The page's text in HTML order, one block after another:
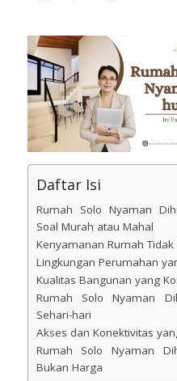
Daftar Isi
Rumah Solo Nyaman
Soal Murah atau Mahal
Kenyamanan Rumah
Lingkungan Perumahan
Kualitas Bangunan yang
Rumah Solo Nyaman
Sehari-hari
Akses dan Konektivitas
Rumah Solo Nyaman
Bukan Harga